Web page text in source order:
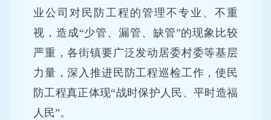
业公司对民防工程的管理不专业、不重
视，造成“少管、漏管、缺管”的现象比较
严重，各街镇要广泛发动居委村委等基层
力量，深入推进民防工程巡检工作，使民
防工程真正体现“战时保护人民、平时造福
人民”。